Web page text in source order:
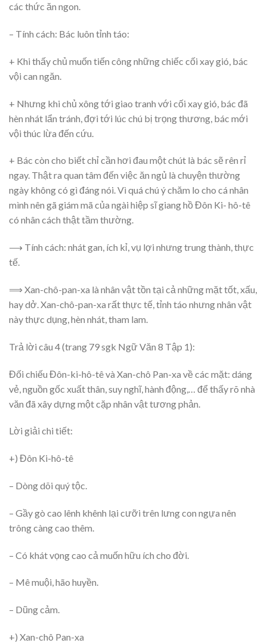
các thức ăn ngon.
– Tính cách: Bác luôn tỉnh táo:
+ Khi thấy chủ muốn tiến công những chiếc cối xay gió, bác
vội can ngăn.
+ Nhưng khi chủ xông tới giao tranh với cối xay gió, bác đã
hèn nhát lẩn tránh, đợi tới lúc chú bị trọng thương, bác mới
vội thúc lừa đến cứu.
+ Bác còn cho biết chỉ cần hơi đau một chút là bác sẽ rên rỉ
ngay. Thật ra quan tâm đến việc ăn ngủ là chuyện thường
ngày không có gì đáng nói. Vì quá chú ý chăm lo cho cá nhân
mình nên gã giám mã của ngài hiệp sĩ giang hồ Đôn Ki- hô-tê
có nhân cách thật tầm thường.
⟶ Tính cách: nhát gan, ích kỉ, vụ lợi nhưng trung thành, thực
tế.
⟹ Xan-chô-pan-xa là nhân vật tồn tại cả những mặt tốt, xấu,
hay dở. Xan-chô-pan-xa rất thực tế, tỉnh táo nhưng nhân vật
này thực dụng, hèn nhát, tham lam.
Trả lời câu 4 (trang 79 sgk Ngữ Văn 8 Tập 1):
Đối chiếu Đôn-ki-hô-tê và Xan-chô Pan-xa về các mặt: dáng
vẻ, nguồn gốc xuất thân, suy nghĩ, hành động,… để thấy rõ nhà
văn đã xây dựng một cặp nhân vật tương phản.
Lời giải chi tiết:
+) Đôn Ki-hô-tê
– Dòng dõi quý tộc.
– Gầy gò cao lênh khênh lại cưỡi trên lưng con ngựa nên
trông càng cao thêm.
– Có khát vọng cao cả muốn hữu ích cho đời.
– Mê muội, hão huyền.
– Dũng cảm.
+) Xan-chô Pan-xa